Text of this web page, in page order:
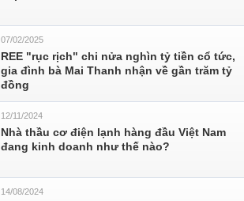
07/02/2025
REE "rục rịch" chi nửa nghìn tỷ tiền cổ tức,
gia đình bà Mai Thanh nhận về gần trăm tỷ
đồng
12/11/2024
Nhà thầu cơ điện lạnh hàng đầu Việt Nam
đang kinh doanh như thế nào?
14/08/2024